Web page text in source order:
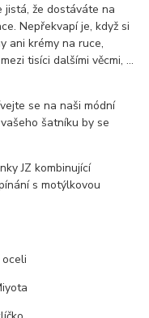
jistá, že dostáváte na
Nepřekvapí je, když si
ani krémy na ruce,
tisíci dalšími věcmi, …
se na naši módní
šatníku by se
JZ kombinující
s motýlkovou